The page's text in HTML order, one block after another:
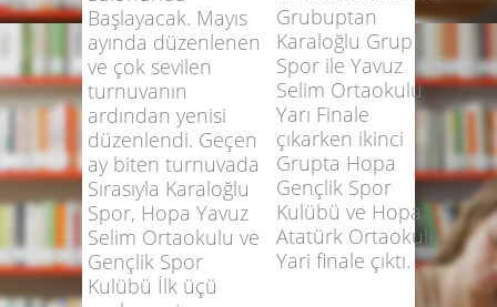
Başlayacak. Mayıs
ayında düzenlenen
ve çok sevilen
turnuvanın
ardından yenisi
düzenlendi. Geçen
ay biten turnuvada
Sırasıyla Karaloğlu
Spor, Hopa Yavuz
Selim Ortaokulu ve
Gençlik Spor
Kulübü İlk üçü
Grubuptan
Karaloğlu Grup
Spor ile Yavuz
Selim Ortaokulu
Yarı Finale
çıkarken ikinci
Grupta Hopa
Gençlik Spor
Kulübü ve Hopa
Atatürk Ortaokulu
Yari finale çıktı.